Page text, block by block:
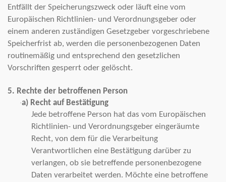
Entfällt der Speicherungszweck oder läuft eine vom
Europäischen Richtlinien- und Verordnungsgeber oder
einem anderen zuständigen Gesetzgeber vorgeschriebene
Speicherfrist ab, werden die personenbezogenen Daten
routinemäßig und entsprechend den gesetzlichen
Vorschriften gesperrt oder gelöscht.
5. Rechte der betroffenen Person
·a) Recht auf Bestätigung
Jede betroffene Person hat das vom Europäischen
Richtlinien- und Verordnungsgeber eingeräumte
Recht, von dem für die Verarbeitung
Verantwortlichen eine Bestätigung darüber zu
verlangen, ob sie betreffende personenbezogene
Daten verarbeitet werden. Möchte eine betroffene